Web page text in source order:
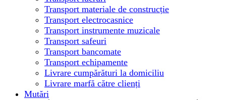
Transport materiale de construcție
Transport electrocasnice
Transport instrumente muzicale
Transport safeuri
Transport bancomate
Transport echipamente
Livrare cumpărături la domiciliu
Livrare marfă către clienți
Mutări